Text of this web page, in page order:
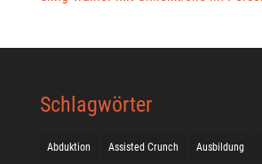
Schlagwörter
Abduktion Assisted Crunch Ausbildung